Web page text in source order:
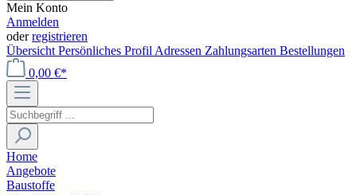
Mein Konto
Anmelden
oderregistrieren
Übersicht Persönliches Profil Adressen Zahlungsarten Bestellungen
0,00 €*
Home
Angebote
Baustoffe